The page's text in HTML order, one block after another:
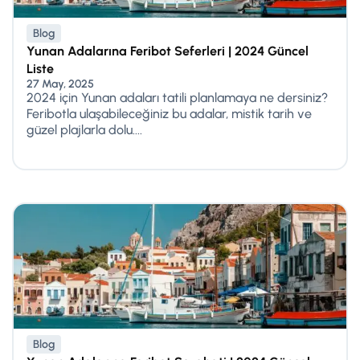
Blog
Yunan Adalarına Feribot Seferleri | 2024 Güncel
Liste
27 May, 2025
2024 için Yunan adaları tatili planlamaya ne dersiniz?
Feribotla ulaşabileceğiniz bu adalar, mistik tarih ve
güzel plajlarla dolu....
Blog